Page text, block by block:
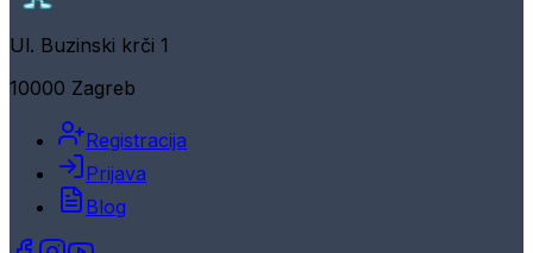
Ul. Buzinski krči 1
10000 Zagreb
Registracija
Prijava
Blog